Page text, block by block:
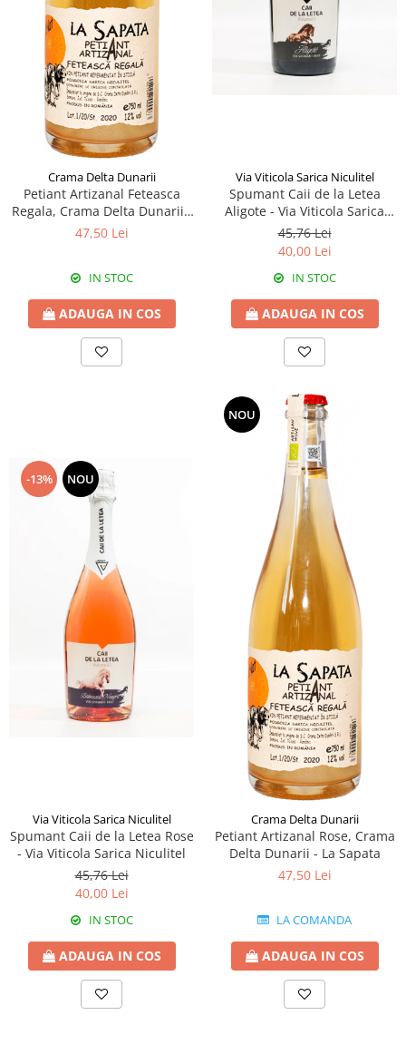
Crama Delta Dunarii
Petiant Artizanal Feteasca
Regala, Crama Delta Dunarii -
La Sapata
47,50 Lei
IN STOC
ADAUGA IN COS
Via Viticola Sarica Niculitel
Spumant Caii de la Letea
Aligote - Via Viticola Sarica
Niculitel
45,76 Lei
40,00 Lei
IN STOC
ADAUGA IN COS
-13% NOU
Via Viticola Sarica Niculitel
Spumant Caii de la Letea Rose
- Via Viticola Sarica Niculitel
45,76 Lei
40,00 Lei
IN STOC
ADAUGA IN COS
NOU
Crama Delta Dunarii
Petiant Artizanal Rose, Crama
Delta Dunarii - La Sapata
47,50 Lei
LA COMANDA
ADAUGA IN COS